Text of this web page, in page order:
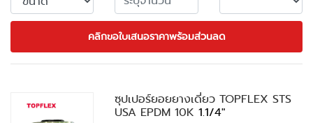
คลิกขอใบเสนอราคาพร้อมส่วนลด
ซุปเปอร์ยอยยางเดี่ยว TOPFLEX STS
USA EPDM 10K1.1/4"